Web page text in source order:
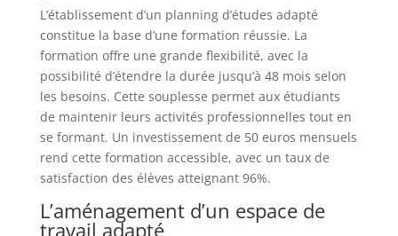
L’établissement d’un planning d’études adapté
constitue la base d’une formation réussie. La
formation offre une grande flexibilité, avec la
possibilité d’étendre la durée jusqu’à 48 mois selon
les besoins. Cette souplesse permet aux étudiants
de maintenir leurs activités professionnelles tout en
se formant. Un investissement de 50 euros mensuels
rend cette formation accessible, avec un taux de
satisfaction des élèves atteignant 96%.
L’aménagement d’un espace de
travail adapté